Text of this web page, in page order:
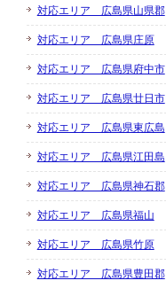
対応エリア 広島県山県郡
対応エリア 広島県庄原
対応エリア 広島県府中市
対応エリア 広島県廿日市
対応エリア 広島県東広島
対応エリア 広島県江田島
対応エリア 広島県神石郡
対応エリア 広島県福山
対応エリア 広島県竹原
対応エリア 広島県豊田郡